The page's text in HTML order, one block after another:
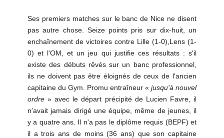
Ses premiers matches sur le banc de Nice ne disent
pas autre chose. Seize points pris sur dix-huit, un
enchaînement de victoires contre Lille (1-0),Lens (1-
0) et l'OM, et un jeu qui justifie ces résultats : s'il
existe des débuts rêvés sur un banc professionnel,
ils ne doivent pas être éloignés de ceux de l'ancien
capitaine du Gym. Promu entraîneur « jusqu'à nouvel
ordre » avec le départ précipité de Lucien Favre, il
n'avait jamais dirigé une équipe, même de jeunes, il
y a quatre ans. Il n'a pas le diplôme requis (BEPF) et
il a trois ans de moins (36 ans) que son capitaine